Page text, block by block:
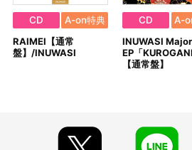
CD
A-on特典
RAIMEI【通常
盤】/INUWASI
CD
A-
INUWASI
EP「
【通常盤】